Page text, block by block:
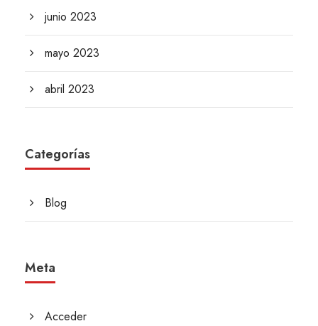
junio 2023
mayo 2023
abril 2023
Categorías
Blog
Meta
Acceder